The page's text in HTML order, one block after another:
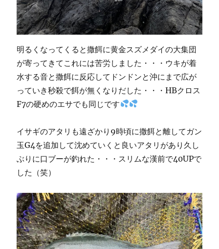
明るくなってくると撒餌に黄金スズメダイの大集団
が寄ってきてこれには苦労しました・・・ウキが着
水する音と撒餌に反応してドンドンと沖にまで広が
っていき秒殺で餌が無くなりだした・・・HBクロス
F7の硬めのエサでも同じです
イサギのアタリも遠ざかり9時頃に撒餌と離してガン
玉G4を追加して沈めていくと良いアタリがあり久し
ぶりに口ブーが釣れた・・・スリムな漢前で40UPで
した（笑）